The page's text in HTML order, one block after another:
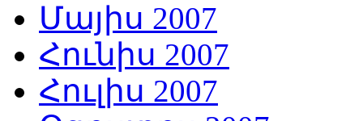
Մայիս 2007
Հունիս 2007
Հուլիս 2007